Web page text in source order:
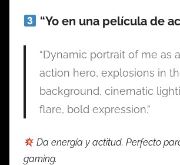
“Yo en una película de
“Dynamic portrait of me as
action hero, explosions in
background, cinematic
flare, bold expression.”
Da energía y actitud. Perfecto
gaming.